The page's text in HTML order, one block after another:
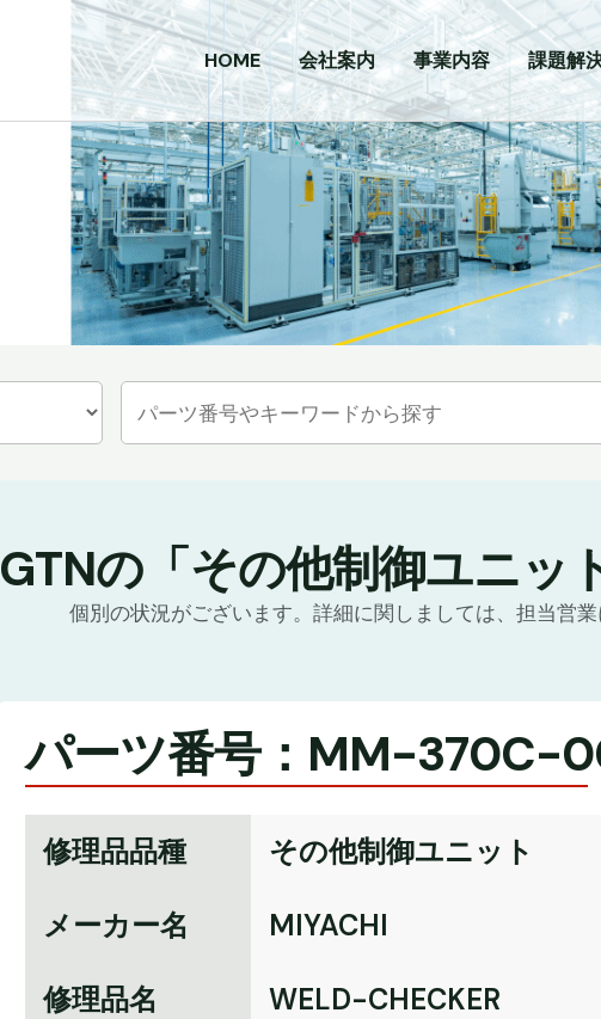
HOME 会社案内 事業内容 課題解
GTNの「その他制御ユニッ
個別の状況がございます。詳細に関しましては、担当営業
パーツ番号：MM-370C-
修理品品種
その他制御ユニット
メーカー名
MIYACHI
修理品名
WELD-CHECKER